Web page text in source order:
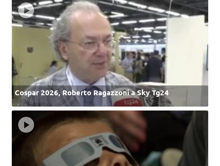
Cospar 2026, Roberto Ragazzoni a Sky Tg24